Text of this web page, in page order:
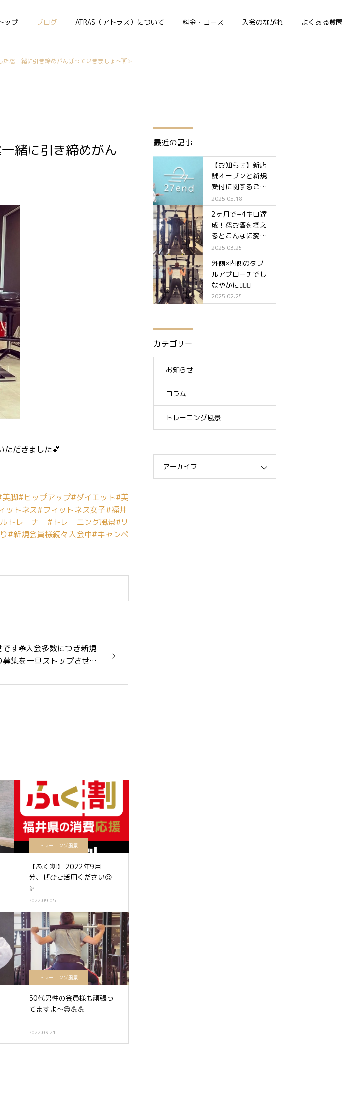
ップ ブログ ATRAS（アトラス）について 料金・コース 入会のながれ よくある質問
た👏一緒に引き締めがんばっていきましょ〜🏋️✨
緒に引き締めがん
ただきました💕
美脚#ヒップアップ#ダイエット#美
ットネス#フィットネス女子#福井
トレーナー#トレーニング風景#リ
#新規会員様続々入会中#キャンペ
です☘️入会多数につき新規
募集を一旦ストップさせて
トレーニング風景
【ふく割】 2022年9月
分、ぜひご活用ください😌
✨
2022.09.05
トレーニング風景
50代男性の会員様も頑張っ
てますよ〜😊💪💪
2022.03.21
最近の記事
【お知らせ】新店
舗オープンと新規
受付に関するご案
内✨
2025.05.18
2ヶ月で−4キロ達
成！👏お酒を控え
るとこんなに変わ
る✨
2025.03.25
外側×内側のダブ
ルアプローチでし
なやかに🧘‍♀️✨
2025.02.25
カテゴリー
お知らせ
コラム
トレーニング風景
アーカイブ